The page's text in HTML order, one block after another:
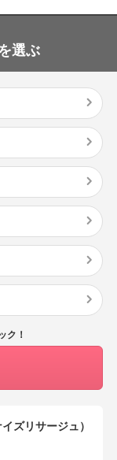
選ぶ
ク！
ズリサージュ）